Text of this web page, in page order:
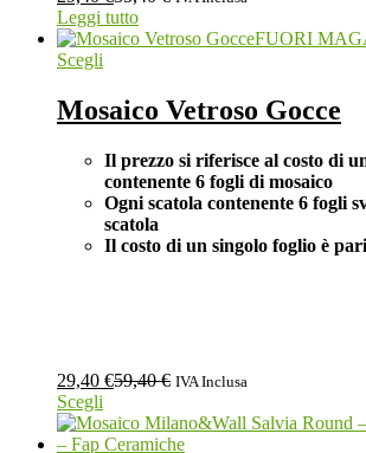
Leggi tutto
FUORI
Scegli
Mosaico Vetroso Gocce
Il prezzo si riferisce al costo di
contenente 6 fogli di mosaico
Ogni scatola contenente 6 fogli
scatola
Il costo di un singolo foglio è
29,40 €59,40€ IVA Inclusa
Scegli